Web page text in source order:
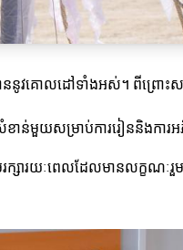
បាននូវគោលដៅទាំងអស់។ ពីព្រ
ាន់មួយសម្រាប់ការរៀននិងការអ
រក្សារយៈពេលដែលមានលក្ខណ